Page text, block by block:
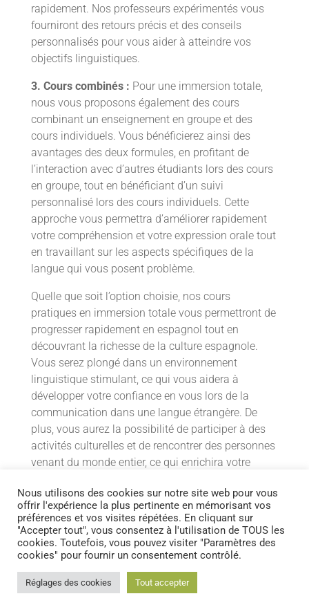
rapidement. Nos professeurs expérimentés vous
fourniront des retours précis et des conseils
personnalisés pour vous aider à atteindre vos
objectifs linguistiques.
3. Cours combinés : Pour une immersion totale,
nous vous proposons également des cours
combinant un enseignement en groupe et des
cours individuels. Vous bénéficierez ainsi des
avantages des deux formules, en profitant de
l’interaction avec d’autres étudiants lors des cours
en groupe, tout en bénéficiant d’un suivi
personnalisé lors des cours individuels. Cette
approche vous permettra d’améliorer rapidement
votre compréhension et votre expression orale tout
en travaillant sur les aspects spécifiques de la
langue qui vous posent problème.
Quelle que soit l’option choisie, nos cours
pratiques en immersion totale vous permettront de
progresser rapidement en espagnol tout en
découvrant la richesse de la culture espagnole.
Vous serez plongé dans un environnement
linguistique stimulant, ce qui vous aidera à
développer votre confiance en vous lors de la
communication dans une langue étrangère. De
plus, vous aurez la possibilité de participer à des
activités culturelles et de rencontrer des personnes
venant du monde entier, ce qui enrichira votre
N’attendez plus, venez vivre une expérience unique
en apprenant l’espagnol en immersion totale en
Espagne !
Nous utilisons des cookies sur notre site web pour vous
offrir l'expérience la plus pertinente en mémorisant vos
préférences et vos visites répétées. En cliquant sur
"Accepter tout", vous consentez à l'utilisation de TOUS les
cookies. Toutefois, vous pouvez visiter "Paramètres des
cookies" pour fournir un consentement contrôlé.
Réglages des cookies Tout accepter